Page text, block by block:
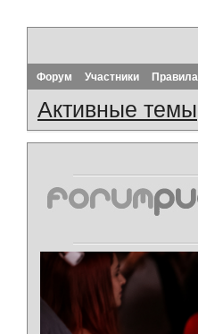
Форум Участники Правила
Активные темы